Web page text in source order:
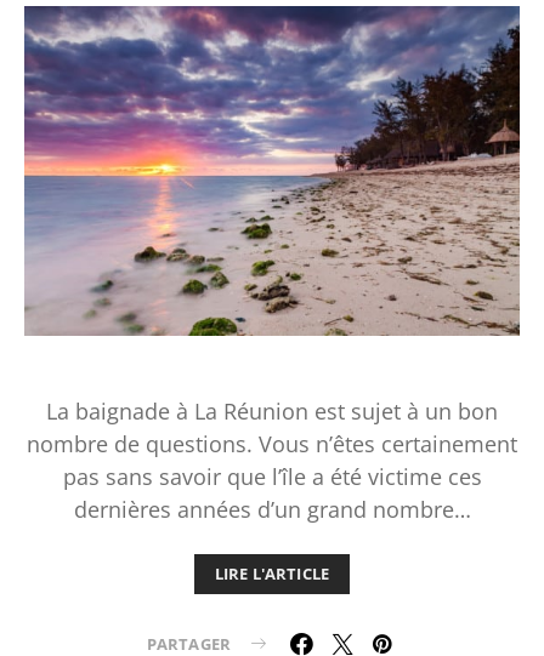
La baignade à La Réunion est sujet à un bon
nombre de questions. Vous n’êtes certainement
pas sans savoir que l’île a été victime ces
dernières années d’un grand nombre…
LIRE L'ARTICLE
PARTAGER